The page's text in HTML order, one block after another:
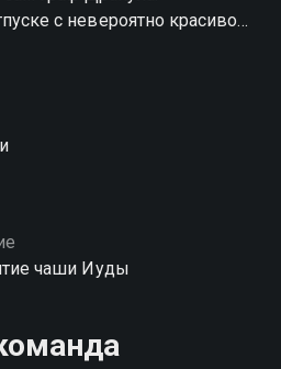
с невероятно красивой
ожидает, что девушка
самого жуткого вампира.
его спутнице нужно успеть
чаши Иуды